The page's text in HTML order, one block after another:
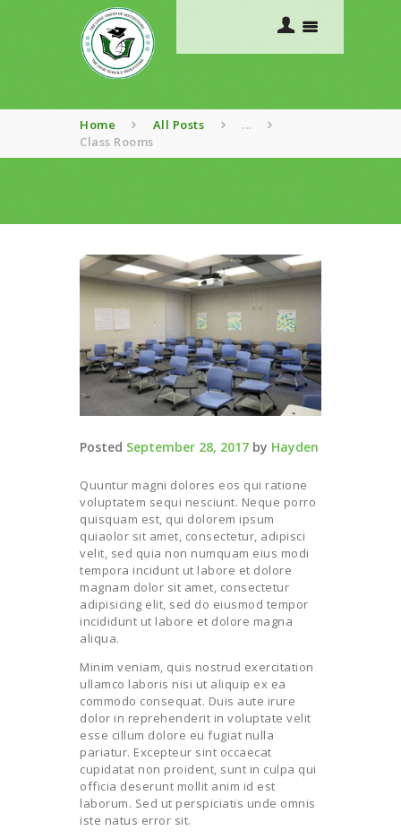
Home All Posts
...
Class Rooms
COURSES
GALLERY
CONTACTS
Posted September 28, 2017 by Hayden
Quuntur magni dolores eos qui ratione
voluptatem sequi nesciunt. Neque porro
quisquam est, qui dolorem ipsum
quiaolor sit amet, consectetur, adipisci
velit, sed quia non numquam eius modi
tempora incidunt ut labore et dolore
magnam dolor sit amet, consectetur
adipisicing elit, sed do eiusmod tempor
incididunt ut labore et dolore magna
aliqua.
Minim veniam, quis nostrud exercitation
ullamco laboris nisi ut aliquip ex ea
commodo consequat. Duis aute irure
dolor in reprehenderit in voluptate velit
esse cillum dolore eu fugiat nulla
pariatur. Excepteur sint occaecat
cupidatat non proident, sunt in culpa qui
officia deserunt mollit anim id est
laborum. Sed ut perspiciatis unde omnis
iste natus error sit.